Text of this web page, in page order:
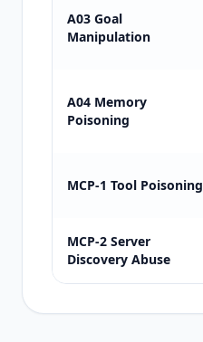
A03 Goal
Manipulation
A04 Memory
Poisoning
MCP-1 Tool Poisoning
MCP-2 Server
Discovery Abuse